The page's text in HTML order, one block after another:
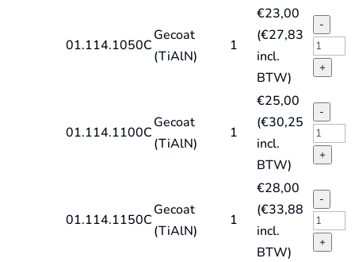
TiAlN
type
HD-
TiAlN
01.114.1050C
Gecoat
(TiAlN)
1
€23,00
(€27,83
incl.
BTW)
-
HSS-
E
type
HD-
TiAlN
+
01.114.1100C
Gecoat
(TiAlN)
1
€25,00
(€30,25
incl.
BTW)
-
HSS-
E
type
HD-
+
01.114.1150C
Gecoat
(TiAlN)
1
€28,00
(€33,88
incl.
BTW)
-
HSS-
E +